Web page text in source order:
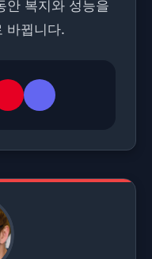
안 복지와 성능을
바뀝니다.